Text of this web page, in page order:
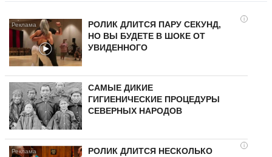
i
РОЛИК ДЛИТСЯ ПАРУ СЕКУНД,
НО ВЫ БУДЕТЕ В ШОКЕ ОТ
УВИДЕННОГО
САМЫЕ ДИКИЕ
ГИГИЕНИЧЕСКИЕ ПРОЦЕДУРЫ
СЕВЕРНЫХ НАРОДОВ
i
РОЛИК ДЛИТСЯ НЕСКОЛЬКО